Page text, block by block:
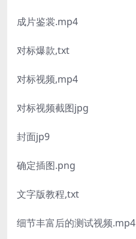
成片鉴裳.mp4
对标爆款,txt
对标视频,mp4
对标视频截图jpg
封面jp9
确定插图.png
文字版教程,txt
细节丰富后的测试视频.mp4